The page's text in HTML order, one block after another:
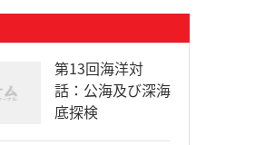
第13回海洋対
話：公海及び深海
底探検